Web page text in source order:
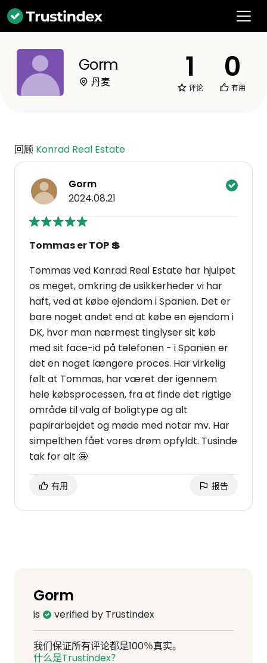
Gorm
丹麦 1
评论
0
有用
回顾 Konrad Real Estate
Gorm
2024.08.21
Tommas er TOP 💲
Tommas ved Konrad Real Estate har hjulpet
os meget, omkring de usikkerheder vi har
haft, ved at købe ejendom i Spanien. Det er
bare noget andet end at købe en ejendom i
DK, hvor man nærmest tinglyser sit køb
med sit face-id på telefonen - i Spanien er
det en noget længere proces. Har virkelig
følt at Tommas, har været der igennem
hele købsprocessen, fra at finde det rigtige
område til valg af boligtype og alt
papirarbejdet og møde med notar mv. Har
simpelthen fået vores drøm opfyldt. Tusinde
tak for alt 🤩
有用 报告
Gorm
is verified by Trustindex
我们保证所有评论都是100％真实。
什么是Trustindex？